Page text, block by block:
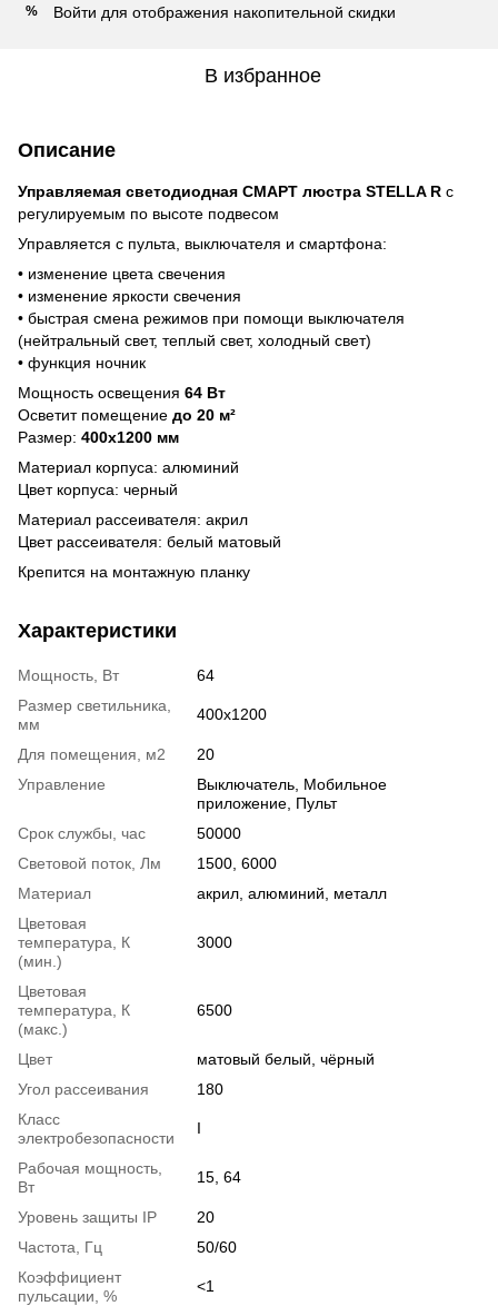
% Войти для отображения накопительной скидки
В избранное
Описание
Управляемая светодиодная СМАРТ люстра STELLA R с
регулируемым по высоте подвесом
Управляется с пульта, выключателя и смартфона:
• изменение цвета свечения
• изменение яркости свечения
• быстрая смена режимов при помощи выключателя
(нейтральный свет, теплый свет, холодный свет)
• функция ночник
Мощность освещения 64 Вт
Осветит помещение до 20 м²
Размер: 400x1200 мм
Материал корпуса: алюминий
Цвет корпуса: черный
Материал рассеивателя: акрил
Цвет рассеивателя: белый матовый
Крепится на монтажную планку
Характеристики
Мощность, Вт
64
Размер светильника,
мм
400x1200
Для помещения, м2
20
Управление
Выключатель, Мобильное
приложение, Пульт
Срок службы, час
50000
Световой поток, Лм
1500, 6000
Материал
акрил, алюминий, металл
Цветовая
температура, К
(мин.)
3000
Цветовая
температура, К
(макс.)
6500
Цвет
матовый белый, чёрный
Угол рассеивания
180
Класс
электробезопасности
І
Рабочая мощность,
Вт
15, 64
Уровень защиты IP
20
Частота, Гц
50/60
Коэффициент
пульсации, %
<1